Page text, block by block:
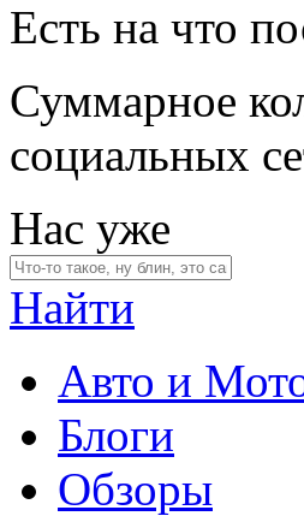
Есть на что
Суммарное
социальных
Нас уже
Найти
Авто и
Блоги
Обзоры